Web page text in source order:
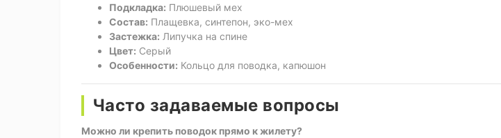
Подкладка: Плюшевый мех
Состав: Плащевка, синтепон, эко-мех
Застежка: Липучка на спине
Цвет: Серый
Особенности: Кольцо для поводка, капюшон
Часто задаваемые вопросы
Можно ли крепить поводок прямо к жилету?